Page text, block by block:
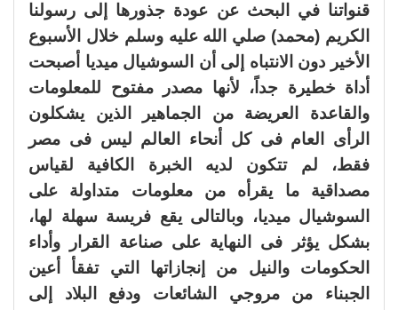
قنواتنا في البحث عن عودة جذورها إلى رسولنا
الكريم (محمد) صلي الله عليه وسلم خلال الأسبوع
الأخير دون الانتباه إلى أن السوشيال ميديا أصبحت
أداة خطيرة جداً، لأنها مصدر مفتوح للمعلومات
والقاعدة العريضة من الجماهير الذين يشكلون
الرأى العام فى كل أنحاء العالم ليس فى مصر
فقط، لم تتكون لديه الخبرة الكافية لقياس
مصداقية ما يقرأه من معلومات متداولة على
السوشيال ميديا، وبالتالى يقع فريسة سهلة لها،
بشكل يؤثر فى النهاية على صناعة القرار وأداء
الحكومات والنيل من إنجازاتها التي تفقأ أعين
الجبناء من مروجي الشائعات ودفع البلاد إلى